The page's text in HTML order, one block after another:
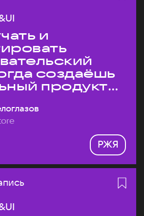
и
создаёшь
продукт
РЖЯ